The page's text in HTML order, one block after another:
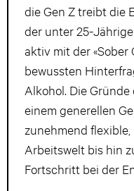
die Gen Z treibt die
der unter 25-
aktiv mit der «Sober
bewussten
Alkohol. Die
einem generellen
zunehmend
Arbeitswelt bis hin
Fortschritt bei der